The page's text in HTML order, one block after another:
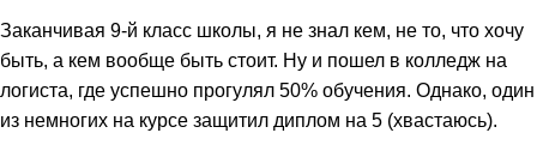
Заканчивая 9-й класс школы, я не знал кем, не то, что хочу
быть, а кем вообще быть стоит. Ну и пошел в колледж на
логиста, где успешно прогулял 50% обучения. Однако, один
из немногих на курсе защитил диплом на 5 (хвастаюсь).